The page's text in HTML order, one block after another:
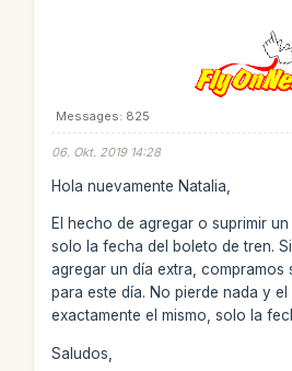
Messages: 825
06. Okt. 2019 14:28
Hola nuevamente Natalia,
El hecho de agregar o suprimir
solo la fecha del boleto de tren.
agregar un día extra, compramos
para este día. No pierde nada y
exactamente el mismo, solo la
Saludos,